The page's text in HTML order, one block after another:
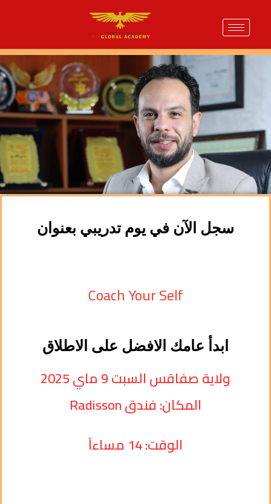
سجل الآن في يوم تدريبي بعنوان
Coach Your Self
ابدأ عامك الافضل على الاطلاق
ولاية صفاقس السبت 9 ماي 2025
المكان: فندق Radisson
الوقت: 14 مساءاً